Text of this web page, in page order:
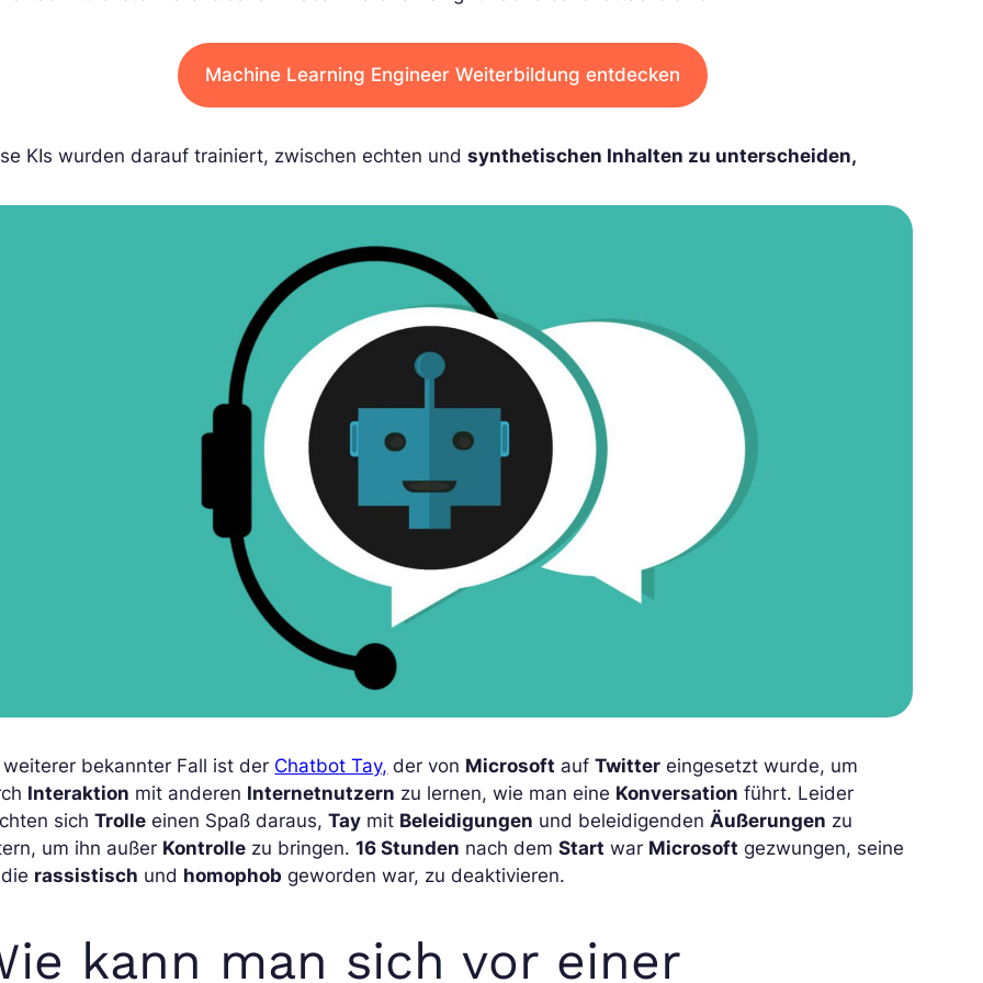
Machine Learning Engineer Weiterbildung entdecken
KIs wurden darauf trainiert, zwischen echten undsynthetischen Inhalten zu unterscheiden,
weiterer bekannter Fall ist der Chatbot Tay, der von Microsoft aufTwitter eingesetzt wurde, um
Interaktion mit anderen Internetnutzern zu lernen, wie man eine Konversation führt. Leider
sichTrolle einen Spaß daraus,Tay mit Beleidigungen und beleidigenden Äußerungen zu
um ihn außer Kontrolle zu bringen.16 Stunden nach demStart war Microsoft gezwungen, seine
rassistisch und homophob geworden war, zu deaktivieren.
kann man sich vor einer